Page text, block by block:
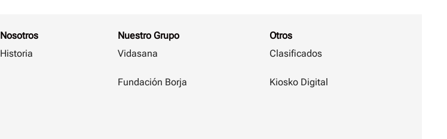
Nosotros
Historia
Nuestro Grupo
Vidasana
Fundación Borja
Otros
Clasificados
Kiosko Digital